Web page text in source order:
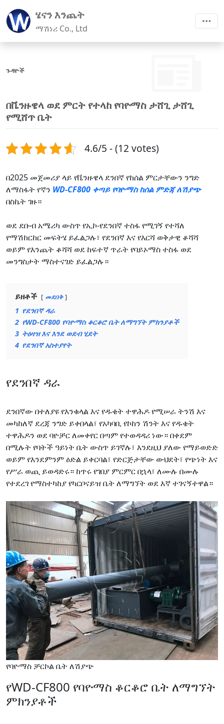
ሄናን እንጨት
ማሽነሪ Co., Ltd
ጉዳዮች
በቬንዙዌላ ወደ ምርት የተላከ የባዮማስ ታሸጊ ታሸጊ
የሚሸጥ ቤት
4.6/5 - (12 votes)
በ2025 መጀመሪያ ላይ የቬንዙዌላ ደንበኛ የከሰል ምርታቸውን ንግድ
ለማስፋት የኛን WD-CF800 ቀጣይ የባዮማስ ከሰል ምድጃ ለሽያጭ
በስኬት ገዙ።
ወደ ደቡብ አሜሪካ ውስጥ የኢኮ-የደንበኛ ተስፋ የሚገኝ የተሻለ
የማሽከርከር መፍትሄ ይፈልጋሉ፣ የደንበኛ እና የእርሻ ወቅታዊ ቆሻሻ
ወይም የእንጨት ቆሻሻ ወደ ከፍተኛ ጥራት የባይኦማስ ተስፋ ወደ
መንግስታት ማስተናገድ ይፈልጋሉ።
ይዘቶች መደበቅ
1 የደንበኛ ዳራ
2 የWD-CF800 የባዮማስ ቆርቆሮ ቤት ለማግኘት ምክንያቶች
3 ትዕዛዝ እና እንደ ወደብ ሂደት
4 የደንበኛ አስተያየት
የደንበኛ ዳራ
ደንበኛው በተለያዩ የእንቁላል እና የዱቄት ተዋሕዶ የሚሠራ ትንሽ እና
መካከለኛ ደረጃ ንግድ ይቀበላል፣ የአካባቢ የኮከን ሽንት እና የዱቄት
ተዋሕዶን ወደ ባዮቻር ለመቀየር በጣም የተወዳዳሪ ነው። በቀደም
በሚሉት የባትች ዓይነት ቤት ውስጥ ይገኛሉ፣ እንደዚህ ያለው የማይወድድ
ወይም የእንደምንም ዕድል ይቀርባል፣ የድርጅታቸው ውህደት፣ የጭነት እና
የሥራ ወጪ ይወዳድሩ። ከጥሩ የገበያ ምርምር በኋላ፣ ለሙሉ በሙሉ
የተደረገ የማስተካከያ የካርቦናይዝ ቤት ለማግኘት ወደ እኛ ተገናኝተዋል።
የባዮማስ ቻርኮል ቤት ለሽያጭ
የWD-CF800 የባዮማስ ቆርቆሮ ቤት ለማግኘት
ምክንያቶች